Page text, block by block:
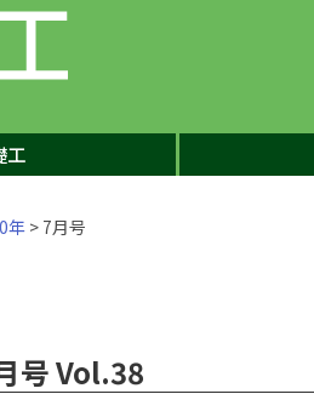
工
年 > 7月号
号 Vol.38